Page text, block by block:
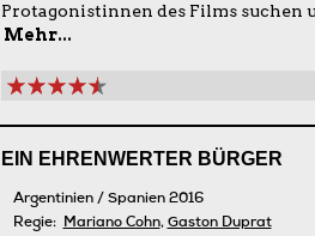
Protagonistinnen des Films suchen
Mehr...
EIN EHRENWERTER BÜRGER
Argentinien / Spanien 2016
Regie:Mariano Cohn,Gaston Duprat